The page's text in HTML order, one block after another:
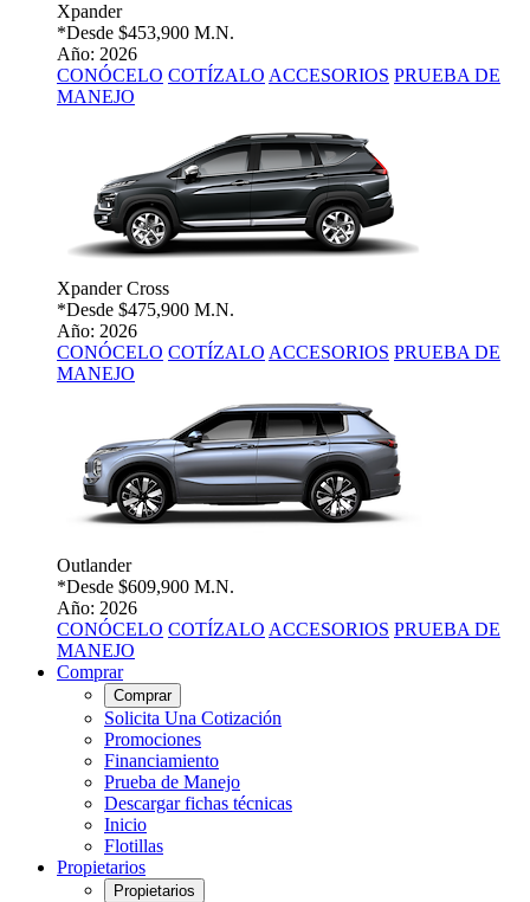
Xpander
*Desde $453,900 M.N.
Año: 2026
CONÓCELO COTÍZALO ACCESORIOS PRUEBA DE
MANEJO
Xpander Cross
*Desde $475,900 M.N.
Año: 2026
CONÓCELO COTÍZALO ACCESORIOS PRUEBA DE
MANEJO
Outlander
*Desde $609,900 M.N.
Año: 2026
CONÓCELO COTÍZALO ACCESORIOS PRUEBA DE
MANEJO
Comprar
Comprar
Solicita Una Cotización
Promociones
Financiamiento
Prueba de Manejo
Descargar fichas técnicas
Inicio
Flotillas
Propietarios
Propietarios